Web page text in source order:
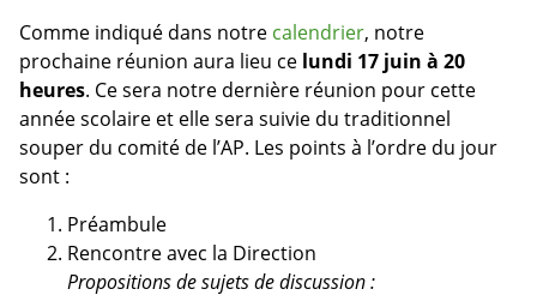
Comme indiqué dans notre calendrier, notre
prochaine réunion aura lieu ce lundi 17 juin à 20
heures. Ce sera notre dernière réunion pour cette
année scolaire et elle sera suivie du traditionnel
souper du comité de l’AP. Les points à l’ordre du jour
sont :
Préambule
Rencontre avec la Direction
Propositions de sujets de discussion :